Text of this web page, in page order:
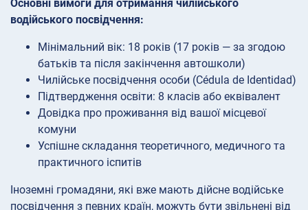
Основні вимоги для отримання чилійського
водійського посвідчення:
Мінімальний вік: 18 років (17 років — за згодою
батьків та після закінчення автошколи)
Чилійське посвідчення особи (Cédula de Identidad)
Підтвердження освіти: 8 класів або еквівалент
Довідка про проживання від вашої місцевої
комуни
Успішне складання теоретичного, медичного та
практичного іспитів
Іноземні громадяни, які вже мають дійсне водійське
посвідчення з певних країн, можуть бути звільнені від